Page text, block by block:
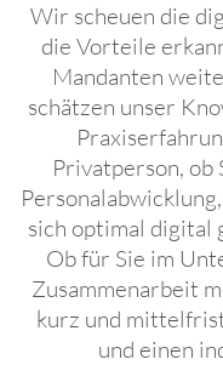
Wir scheuen die
die Vorteile
Mandanten
schätzen unser
Privatperson,
sich optimal digital
Ob für Sie im
Zusammenarbeit
kurz und
und einen